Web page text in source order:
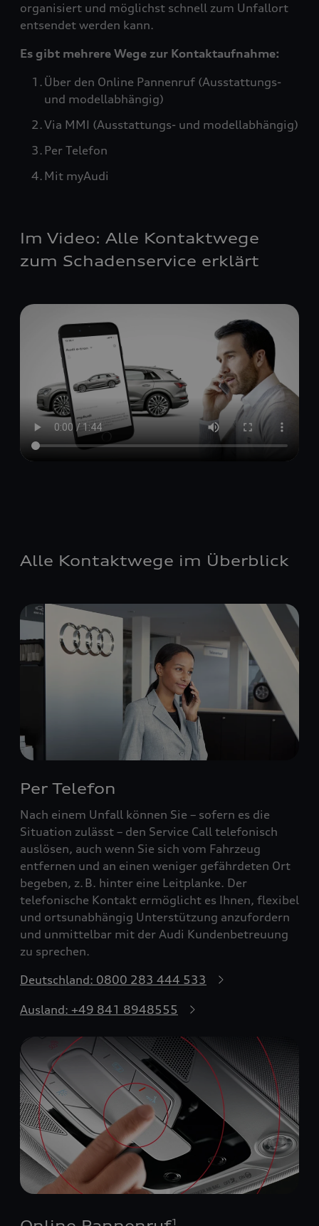
organisiert und möglichst schnell zum Unfallort
entsendet werden kann.
Es gibt mehrere Wege zur Kontaktaufnahme:
Über den Online Pannenruf (Ausstattungs-
und modellabhängig)
Via MMI (Ausstattungs- und modellabhängig)
Per Telefon
Mit myAudi
Im Video: Alle Kontaktwege
zum Schadenservice erklärt
Alle Kontaktwege im Überblick
Per Telefon
Nach einem Unfall können Sie – sofern es die
Situation zulässt – den Service Call telefonisch
auslösen, auch wenn Sie sich vom Fahrzeug
entfernen und an einen weniger gefährdeten Ort
begeben, z. B. hinter eine Leitplanke. Der
telefonische Kontakt ermöglicht es Ihnen, flexibel
und ortsunabhängig Unterstützung anzufordern
und unmittelbar mit der Audi Kundenbetreuung
zu sprechen.
Deutschland: 0800 283 444 533
Ausland: +49 841 8948555
1